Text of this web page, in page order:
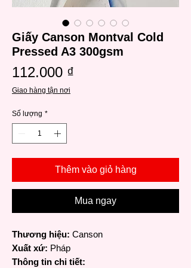
Giấy Canson Montval Cold
Pressed A3 300gsm
112.000 ₫
Giao hàng tận nơi
Số lượng *
Thêm vào giỏ hàng
Mua ngay
Thương hiệu: Canson
Xuất xứ: Pháp
Thông tin chi tiết: